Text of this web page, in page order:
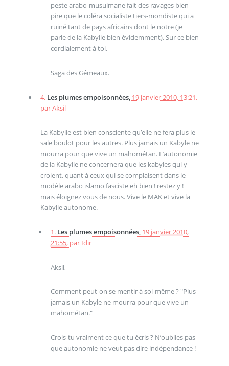
peste arabo-musulmane fait des ravages bien
pire que le coléra socialiste tiers-mondiste qui a
ruiné tant de pays africains dont le notre (je
parle de la Kabylie bien évidemment). Sur ce bien
cordialement à toi.
Saga des Gémeaux.
4. Les plumes empoisonnées, 19 janvier 2010, 13:21,
parAksil
La Kabylie est bien consciente qu’elle ne fera plus le
sale boulot pour les autres. Plus jamais un Kabyle ne
mourra pour que vive un mahométan. L’autonomie
de la Kabylie ne concernera que les kabyles qui y
croient. quant à ceux qui se complaisent dans le
modèle arabo islamo fasciste eh bien ! restez y !
mais éloignez vous de nous. Vive le MAK et vive la
Kabylie autonome.
1. Les plumes empoisonnées, 19 janvier 2010,
21:55, par Idir
Aksil,
Comment peut-on se mentir à soi-même ? "Plus
jamais un Kabyle ne mourra pour que vive un
mahométan."
Crois-tu vraiment ce que tu écris ? N’oublies pas
que autonomie ne veut pas dire indépendance !